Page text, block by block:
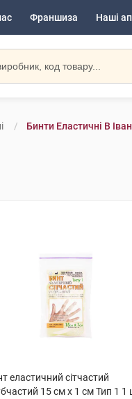
Франшиза Наші
Бинти Еластичні В
еластичний сітчастий
15 см x 1 см Тип 1 1